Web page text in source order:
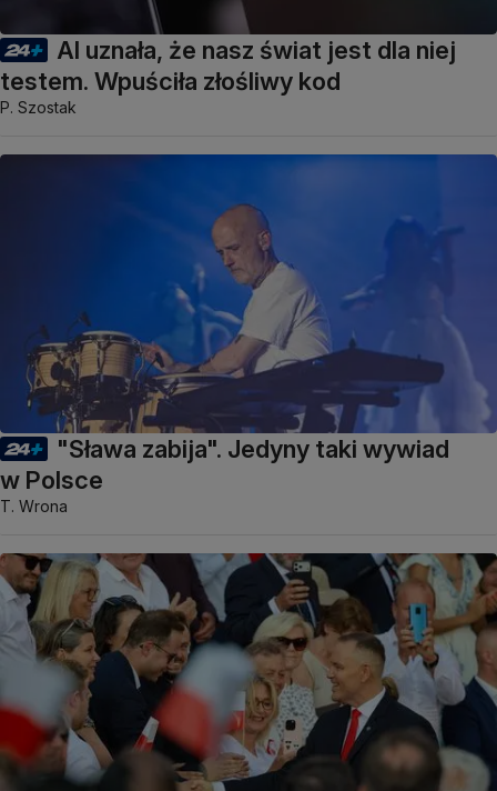
AI uznała, że nasz świat jest dla niej
testem. Wpuściła złośliwy kod
P. Szostak
"Sława zabija". Jedyny taki wywiad
w Polsce
T. Wrona